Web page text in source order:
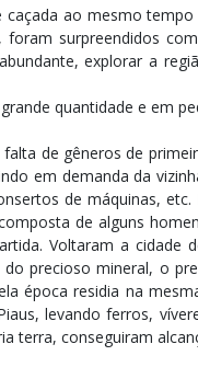
ao mesmo
surpreendidos
explorar a
quantidade e em
de gêneros de
em demanda da
de máquinas,
de alguns
Voltaram a cidade
precioso mineral, o
época residia na
levando ferros,
terra, conseguiram